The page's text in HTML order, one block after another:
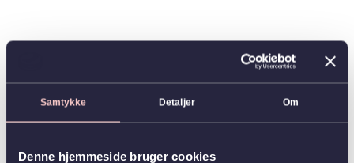
Samtykke Detaljer Om
Denne hjemmeside bruger cookies